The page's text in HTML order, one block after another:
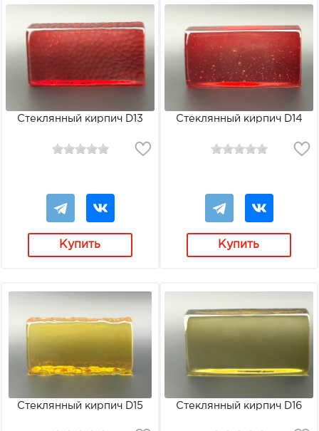
Стеклянный кирпич D13
Купить
Стеклянный кирпич D14
Купить
Стеклянный кирпич D15 Стеклянный кирпич D16